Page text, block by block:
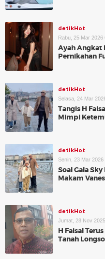
detikHot
Rabu, 25 Mar 2026
Ayah Angkat
Pernikahan
detikHot
Selasa, 24 Mar
Tangis H
Mimpi
detikHot
Senin, 23 Mar 2026
Soal Gala
Makam
detikHot
Jumat, 28 Nov
H Faisal
Tanah